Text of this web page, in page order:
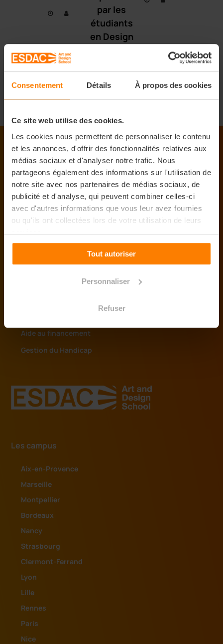
Consentement Détails À propos des cookies
Ce site web utilise des cookies.
Les cookies nous permettent de personnaliser le contenu
et les annonces, d'offrir des fonctionnalités relatives aux
médias sociaux et d'analyser notre trafic. Nous
partageons également des informations sur l'utilisation de
notre site avec nos partenaires de médias sociaux, de
publicité et d'analyse, qui peuvent combiner celles-ci
avec d'autres informations que vous leur avez fournies
ou qu'ils ont collectées lors de votre utilisation de leurs
services.
Tout autoriser
Personnaliser
Refuser
par les
étudiants
en Design
Aix-en-
L'école de design ESDAC
L’école des métiers du design
Le Groupe ACE Education
Accréditations
Aide au financement
Gestion du Handicap
Les campus
Aix-en-Provence
Marseille
Montpellier
Bordeaux
Nancy
Strasbourg
Clermont-Ferrand
Lyon
Lille
Rennes
Paris
Nice